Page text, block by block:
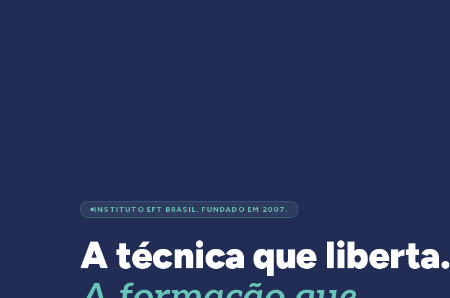
INSTITUTO EFT BRASIL. FUNDADO EM 2007.
A técnica que liberta.